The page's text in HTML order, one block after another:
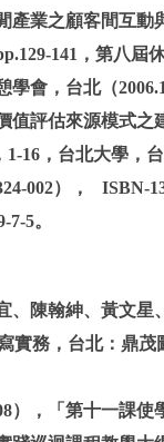
產業之顧客間互動
141，第八屆
會，台北（
值評估來源模式之
16，台北大學，
002）， ISBN-
5。
、陳翰紳、黃文星
實務，台北：鼎茂
），「第十一課使